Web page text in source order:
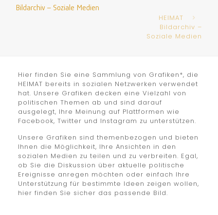
Bildarchiv – Soziale Medien
HEIMAT
Bildarchiv –
Soziale Medien
Hier finden Sie eine Sammlung von Grafiken*, die
HEIMAT bereits in sozialen Netzwerken verwendet
hat. Unsere Grafiken decken eine Vielzahl von
politischen Themen ab und sind darauf
ausgelegt, Ihre Meinung auf Plattformen wie
Facebook, Twitter und Instagram zu unterstützen.
Unsere Grafiken sind themenbezogen und bieten
Ihnen die Möglichkeit, Ihre Ansichten in den
sozialen Medien zu teilen und zu verbreiten. Egal,
ob Sie die Diskussion über aktuelle politische
Ereignisse anregen möchten oder einfach Ihre
Unterstützung für bestimmte Ideen zeigen wollen,
hier finden Sie sicher das passende Bild.